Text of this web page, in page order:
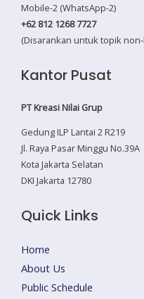
Mobile-2 (WhatsApp-2)
+62 812 1268 7727
(Disarankan untuk topik
Kantor Pusat
PT Kreasi Nilai Grup
Gedung ILP Lantai 2 R219
Jl. Raya Pasar Minggu No.39A
Kota Jakarta Selatan
DKI Jakarta 12780
Quick Links
Home
About Us
Public Schedule